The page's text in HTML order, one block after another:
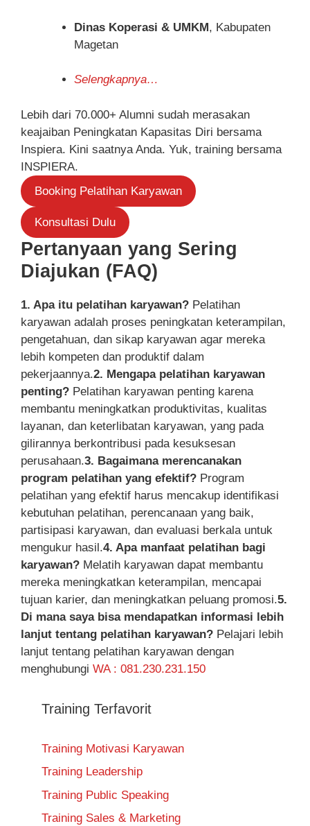
Dinas Koperasi & UMKM, Kabupaten
Magetan
Selengkapnya…
Lebih dari 70.000+ Alumni sudah merasakan
keajaiban Peningkatan Kapasitas Diri bersama
Inspiera. Kini saatnya Anda. Yuk, training bersama
INSPIERA.
Booking Pelatihan Karyawan
Konsultasi Dulu
Pertanyaan yang Sering
Diajukan (FAQ)
1. Apa itu pelatihan karyawan? Pelatihan
karyawan adalah proses peningkatan keterampilan,
pengetahuan, dan sikap karyawan agar mereka
lebih kompeten dan produktif dalam
pekerjaannya.2. Mengapa pelatihan karyawan
penting? Pelatihan karyawan penting karena
membantu meningkatkan produktivitas, kualitas
layanan, dan keterlibatan karyawan, yang pada
gilirannya berkontribusi pada kesuksesan
perusahaan.3. Bagaimana merencanakan
program pelatihan yang efektif? Program
pelatihan yang efektif harus mencakup identifikasi
kebutuhan pelatihan, perencanaan yang baik,
partisipasi karyawan, dan evaluasi berkala untuk
mengukur hasil.4. Apa manfaat pelatihan bagi
karyawan? Melatih karyawan dapat membantu
mereka meningkatkan keterampilan, mencapai
tujuan karier, dan meningkatkan peluang promosi.5.
Di mana saya bisa mendapatkan informasi lebih
lanjut tentang pelatihan karyawan? Pelajari lebih
lanjut tentang pelatihan karyawan dengan
menghubungi WA : 081.230.231.150
Training Terfavorit
Training Motivasi Karyawan
Training Leadership
Training Public Speaking
Training Sales & Marketing